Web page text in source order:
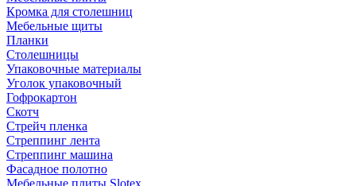
Кромка для столешниц
Мебельные щиты
Планки
Столешницы
Упаковочные материалы
Уголок упаковочный
Гофрокартон
Скотч
Стрейч пленка
Стреппинг лента
Стреппинг машина
Фасадное полотно
Мебельные плиты Slotex